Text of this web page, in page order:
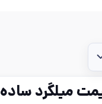
میلگرد ساده 30